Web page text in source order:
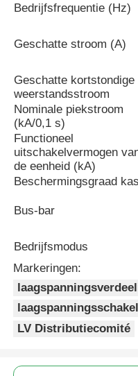
VR-show
Fabrieksreis
Kwaliteitscontrole
Contacteer ons
Alle Gevallen
Vraag een offerte aan
Bedrijfsfrequentie (Hz)
Geschatte stroom (A)
Geschatte kortstondige
weerstandsstroom
Nominale piekstroom
(kA/0,1 s)
Functioneel
uitschakelvermogen
de eenheid (kA)
Beschermingsgraad
Bus-bar
Bedrijfsmodus
Markeringen:
LV Distributiecomité